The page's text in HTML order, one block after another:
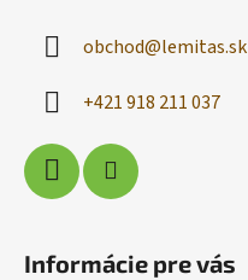
obchod@lemitas.sk
+421 918 211 037
Informácie pre vás